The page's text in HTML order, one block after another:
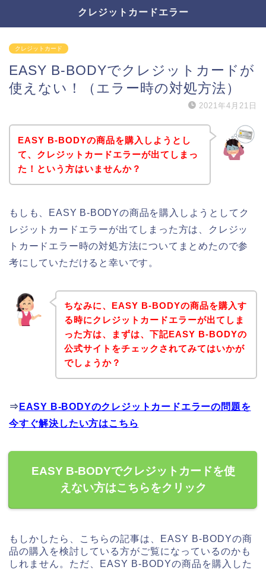
クレジットカードエラー
クレジットカード
EASY B-BODYでクレジットカードが
使えない！（エラー時の対処方法）
2021年4月21日
EASY B-BODYの商品を購入しようとし
て、クレジットカードエラーが出てしまっ
た！という方はいませんか？
もしも、EASY B-BODYの商品を購入しようとしてク
レジットカードエラーが出てしまった方は、クレジッ
トカードエラー時の対処方法についてまとめたので参
考にしていただけると幸いです。
ちなみに、EASY B-BODYの商品を購入す
る時にクレジットカードエラーが出てしま
った方は、まずは、下記EASY B-BODYの
公式サイトをチェックされてみてはいかが
でしょうか？
⇒ EASY B-BODYのクレジットカードエラーの問題を
今すぐ解決したい方はこちら
EASY B-BODYでクレジットカードを使
えない方はこちらをクリック
もしかしたら、こちらの記事は、EASY B-BODYの商
品の購入を検討している方がご覧になっているのかも
しれません。ただ、EASY B-BODYの商品を購入した